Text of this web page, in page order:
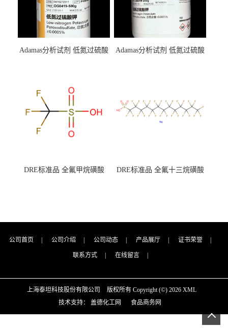
Adamas分析试剂 低氮过硫酸
（泰坦现货供应）
Adamas分析试剂 低氮过硫酸
DRE标准品 全氟甲烷磺酸
DRE标准品 全氟十三烷磺酸
公司首页 公司介绍 公司动态 产品展厅 证书荣誉
联系方式 在线留言
上海泰坦科技股份有限公司 版权所有 Copyright (©) 2026 XML
技术支持： 盖德化工网 食品商务网